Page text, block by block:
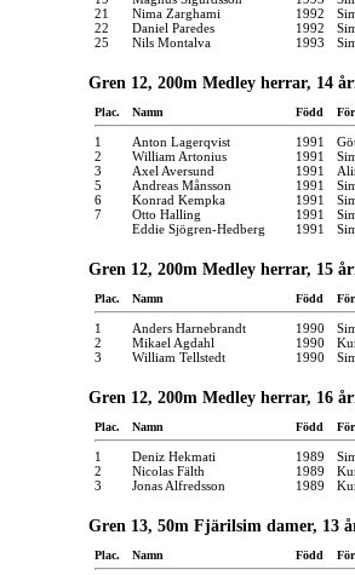
21
Nima Zarghami 1992
22
Daniel Paredes 1992
25
Nils Montalva 1993
Gren 12, 200m Medley herrar, 14
Plac. Namn Född
1 Anton Lagerqvist 1991
2
William Artonius 1991
3
Axel Aversund 1991
5
Andreas Månsson 1991
6
Konrad Kempka 1991
7
Otto Halling 1991
Eddie Sjögren-Hedberg
1991
Gren 12, 200m Medley herrar, 15
Plac. Namn Född
1 Anders Harnebrandt 1990
2
Mikael Agdahl 1990
3
William Tellstedt 1990
Gren 12, 200m Medley herrar, 16
Plac. Namn Född
1 Deniz Hekmati 1989
2
Nicolas Fälth 1989
3
Jonas Alfredsson 1989
Gren 13, 50m Fjärilsim damer, 13
Plac. Namn Född